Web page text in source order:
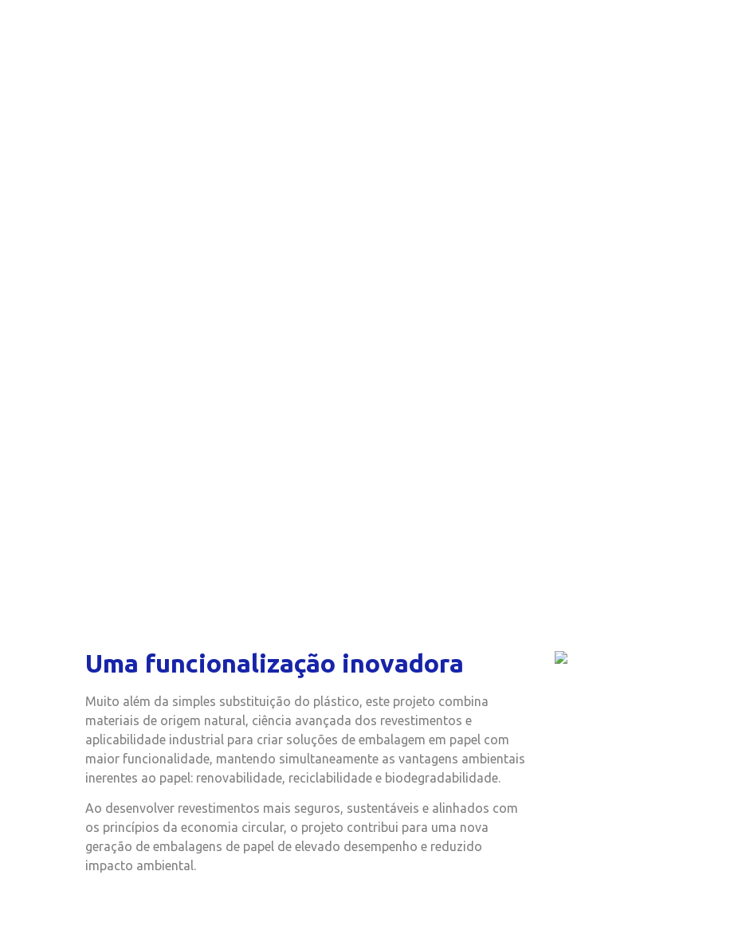
Uma funcionalização inovadora
Muito além da simples substituição do plástico, este projeto combina
materiais de origem natural, ciência avançada dos revestimentos e
aplicabilidade industrial para criar soluções de embalagem em papel com
maior funcionalidade, mantendo simultaneamente as vantagens ambientais
inerentes ao papel: renovabilidade, reciclabilidade e biodegradabilidade.
Ao desenvolver revestimentos mais seguros, sustentáveis e alinhados com
os princípios da economia circular, o projeto contribui para uma nova
geração de embalagens de papel de elevado desempenho e reduzido
impacto ambiental.